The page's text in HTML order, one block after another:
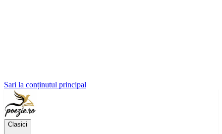
Sari la conținutul principal
Clasici